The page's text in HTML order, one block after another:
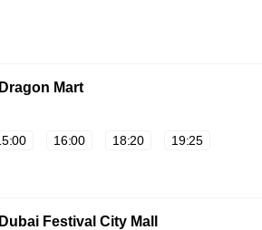
Mart
16:00 18:20
19:25
Festival City Mall